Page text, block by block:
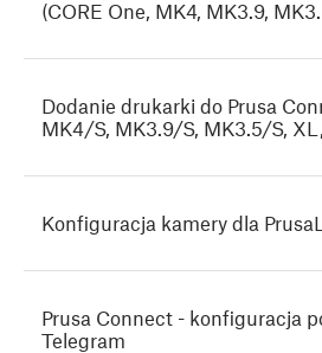
(CORE One, MK4, MK3.9,
Dodanie drukarki do Prusa
MK4/S, MK3.9/S, MK3.5/S,
Konfiguracja kamery dla
Prusa Connect - konfiguracja
Telegram